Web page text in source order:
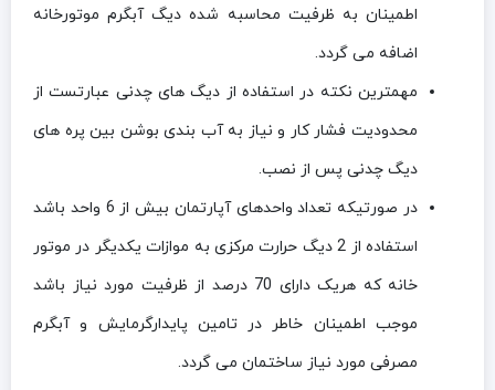
اطمینان به ظرفیت محاسبه شده دیگ آبگرم موتورخانه
اضافه می گردد.
مهمترین نکته در استفاده از دیگ های چدنی عبارتست از
محدودیت فشار کار و نیاز به آب بندی بوشن بین پره های
دیگ چدنی پس از نصب.
در صورتیکه تعداد واحدهای آپارتمان بیش از 6 واحد باشد
استفاده از 2 دیگ حرارت مرکزی به موازات یکدیگر در موتور
خانه که هریک دارای 70 درصد از ظرفیت مورد نیاز باشد
موجب اطمینان خاطر در تامین پایدارگرمایش و آبگرم
مصرفی مورد نیاز ساختمان می گردد.